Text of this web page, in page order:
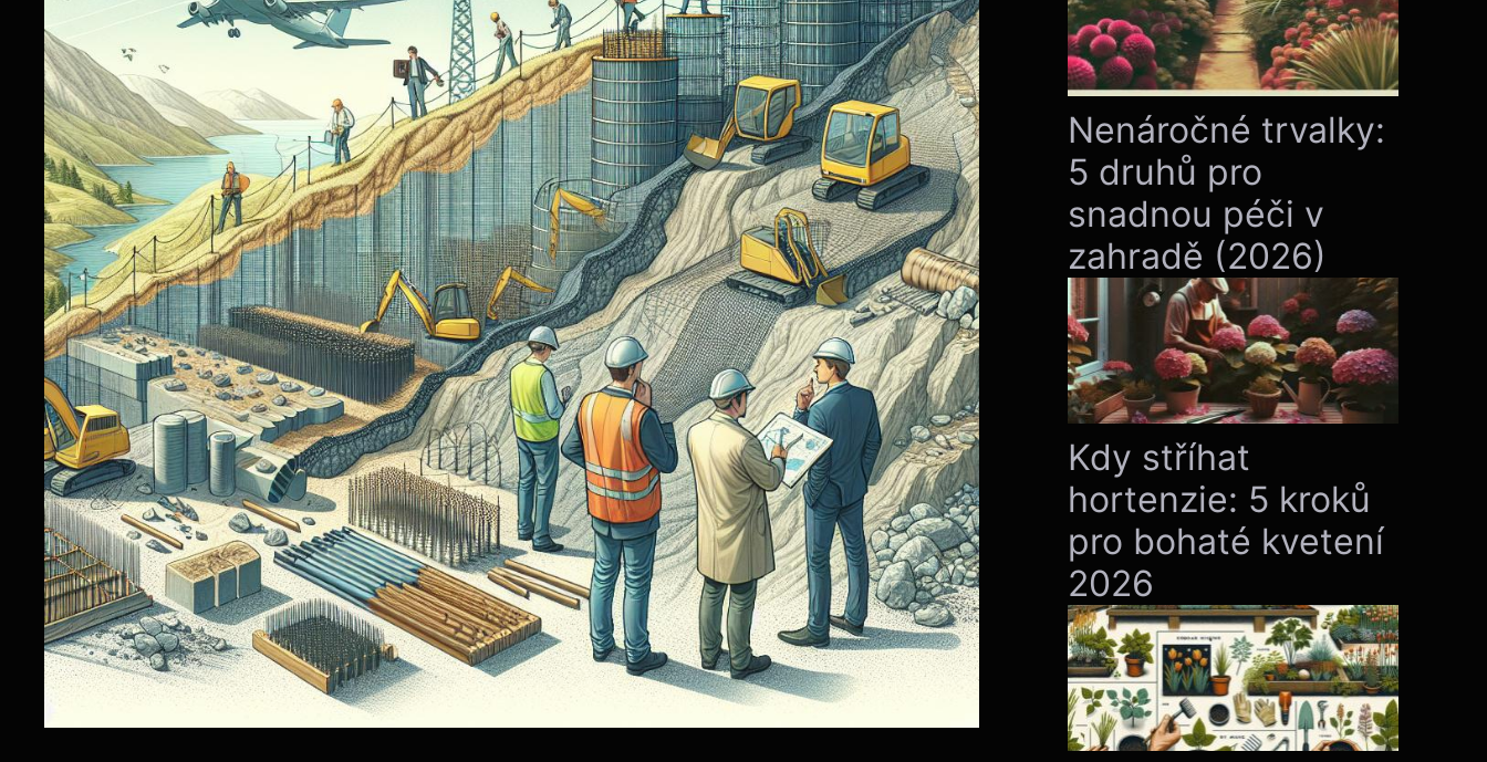
Nenáročné trvalky:
5 druhů pro
snadnou péči v
zahradě (2026)
Kdy stříhat
hortenzie: 5 kroků
pro bohaté kvetení
2026